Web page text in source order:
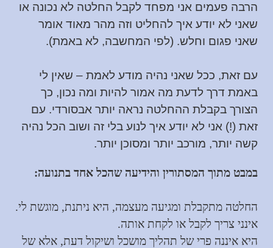
הרבה פעמים אני מפחד לקבל החלטה לא נכונה או
שאני לא יודע איך להחליט וזה מהר מאוד אומר
שאני פגום וחלש. (לפי המחשבה, לא באמת).
עם זאת, ככל שאני נהיה מודע לאמת – שאין לי
באמת דרך לדעת מה אמור להיות ומה נכון, כך
הצורך בקבלת ההחלטה נראה יותר אבסורדי. עם
זאת (!) אני לא יודע איך לנוע בלי זה ושוב הכל נהיה
קשה יותר, מורכב יותר ומסוכן יותר.
במבט מתוך המסתורין והידיעה שהכל אחד בתנועה:
החלטה מתקבלת ומגיעה מעצמה, היא ניתנת, מוגשת לי.
אינני צריך לקבל או לקחת אותה.
היא איננה פרי של תהליך מושכל ושיקול דעת, אלא של